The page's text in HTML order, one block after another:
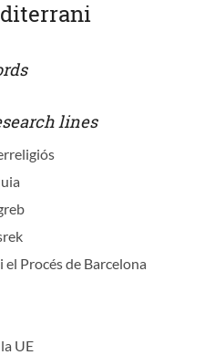
lines
Procés de Barcelona
UE